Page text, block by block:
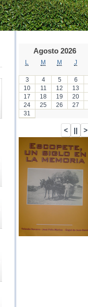
Agosto 2026
M M J
3
4 5 6
10
11 12 13
17
18 19 20
24
25 26 27
31